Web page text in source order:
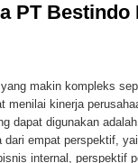
PT Bestindo
makin kompleks
menilai kinerja
dapat digunakan
dari empat perspektif,
internal, perspektif